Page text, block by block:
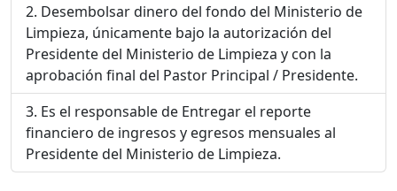
Desembolsar dinero del fondo del Ministerio de
Limpieza, únicamente bajo la autorización del
Presidente del Ministerio de Limpieza y con la
aprobación final del Pastor Principal / Presidente.
Es el responsable de Entregar el reporte
financiero de ingresos y egresos mensuales al
Presidente del Ministerio de Limpieza.